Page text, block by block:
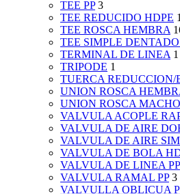
TEE PP 3
TEE REDUCIDO HDPE
TEE ROSCA HEMBRA
TEE SIMPLE DENTADO
TERMINAL DE LINEA 1
TRIPODE 1
TUERCA REDUCCION/
UNION ROSCA
UNION ROSCA MACHO
VALVULA ACOPLE
VALVULA DE AIRE
VALVULA DE AIRE
VALVULA DE BOLA
VALVULA DE LINEA PP
VALVULA RAMAL PP 3
VALVULLA OBLICUA